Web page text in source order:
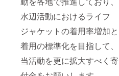
水辺活動におけるライフ
ジャケットの着用率増加と
着用の標準化を目指して、
当活動を更に拡大すべく寄